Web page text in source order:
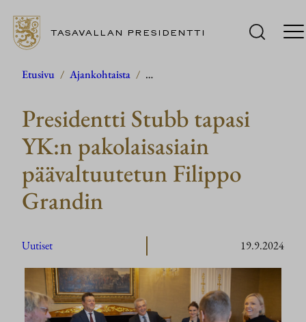
Siirry
TASAVALLAN PRESIDENTTI
Etusivu / Ajankohtaista / …
Presidentti Stubb tapasi
YK:n pakolaisasiain
päävaltuutetun Filippo
Grandin
Uutiset 19.9.2024